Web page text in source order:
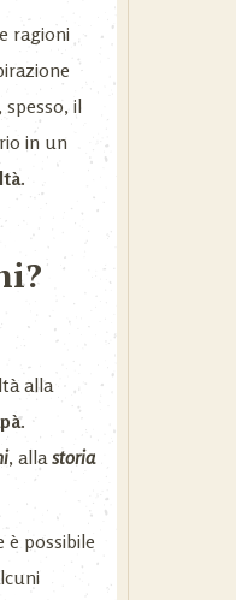
ragioni
il
in un
alla
.
, allastoria
è possibile